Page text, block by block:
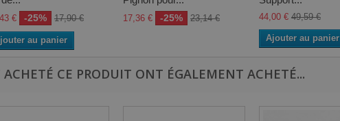
€ -25% 17,90 €
au panier
17,36 € -25% 23,14 € 44,00 € 49,59 €
Ajouter au panier
CE PRODUIT ONT ÉGALEMENT ACHETÉ...